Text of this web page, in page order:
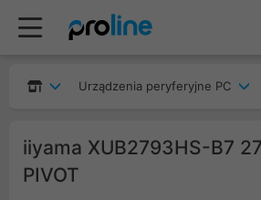
Urządzenia peryferyjne PC
iiyama XUB2793HS-B7
PIVOT